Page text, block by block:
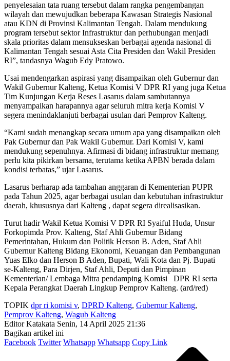
penyelesaian tata ruang tersebut dalam rangka pengembangan
wilayah dan mewujudkan beberapa Kawasan Strategis Nasional
atau KDN di Provinsi Kalimantan Tengah. Dalam mendukung
program tersebut sektor Infrastruktur dan perhubungan menjadi
skala prioritas dalam mensukseskan berbagai agenda nasional di
Kalimantan Tengah sesuai Asta Cita Presiden dan Wakil Presiden
RI”, tandasnya Wagub Edy Pratowo.
Usai mendengarkan aspirasi yang disampaikan oleh Gubernur dan
Wakil Gubernur Kalteng, Ketua Komisi V DPR RI yang juga Ketua
Tim Kunjungan Kerja Reses Lasarus dalam sambutannya
menyampaikan harapannya agar seluruh mitra kerja Komisi V
segera menindaklanjuti berbagai usulan dari Pemprov Kalteng.
“Kami sudah menangkap secara umum apa yang disampaikan oleh
Pak Gubernur dan Pak Wakil Gubernur. Dari Komisi V, kami
mendukung sepenuhnya. Afirmasi di bidang infrastruktur memang
perlu kita pikirkan bersama, terutama ketika APBN berada dalam
kondisi terbatas,” ujar Lasarus.
Lasarus berharap ada tambahan anggaran di Kementerian PUPR
pada Tahun 2025, agar berbagai usulan dan kebutuhan infrastruktur
daerah, khususnya dari Kalteng , dapat segera direalisasikan.
Turut hadir Wakil Ketua Komisi V DPR RI Syaiful Huda, Unsur
Forkopimda Prov. Kalteng, Staf Ahli Gubernur Bidang
Pemerintahan, Hukum dan Politik Herson B. Aden, Staf Ahli
Gubernur Kalteng Bidang Ekonomi, Keuangan dan Pembangunan
Yuas Elko dan Herson B Aden, Bupati, Wali Kota dan Pj. Bupati
se-Kalteng, Para Dirjen, Staf Ahli, Deputi dan Pimpinan
Kementerian/ Lembaga Mitra pendamping Komisi
DPR RI serta
Kepala Perangkat Daerah Lingkup Pemprov Kalteng. (ard/red)
TOPIK dpr ri komisi v, DPRD Kalteng, Gubernur Kalteng,
Pemprov Kalteng, Wagub Kalteng
Editor Katakata Senin, 14 April 2025 21:36
Bagikan artikel ini
Facebook Twitter Whatsapp Whatsapp Copy Link